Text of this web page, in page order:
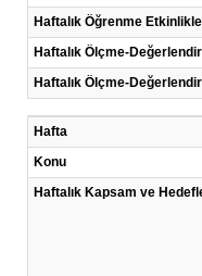
Haftalık Öğrenme
Haftalık Ölçme-
Haftalık Ölçme-
Hafta
Konu
Haftalık Kapsam ve